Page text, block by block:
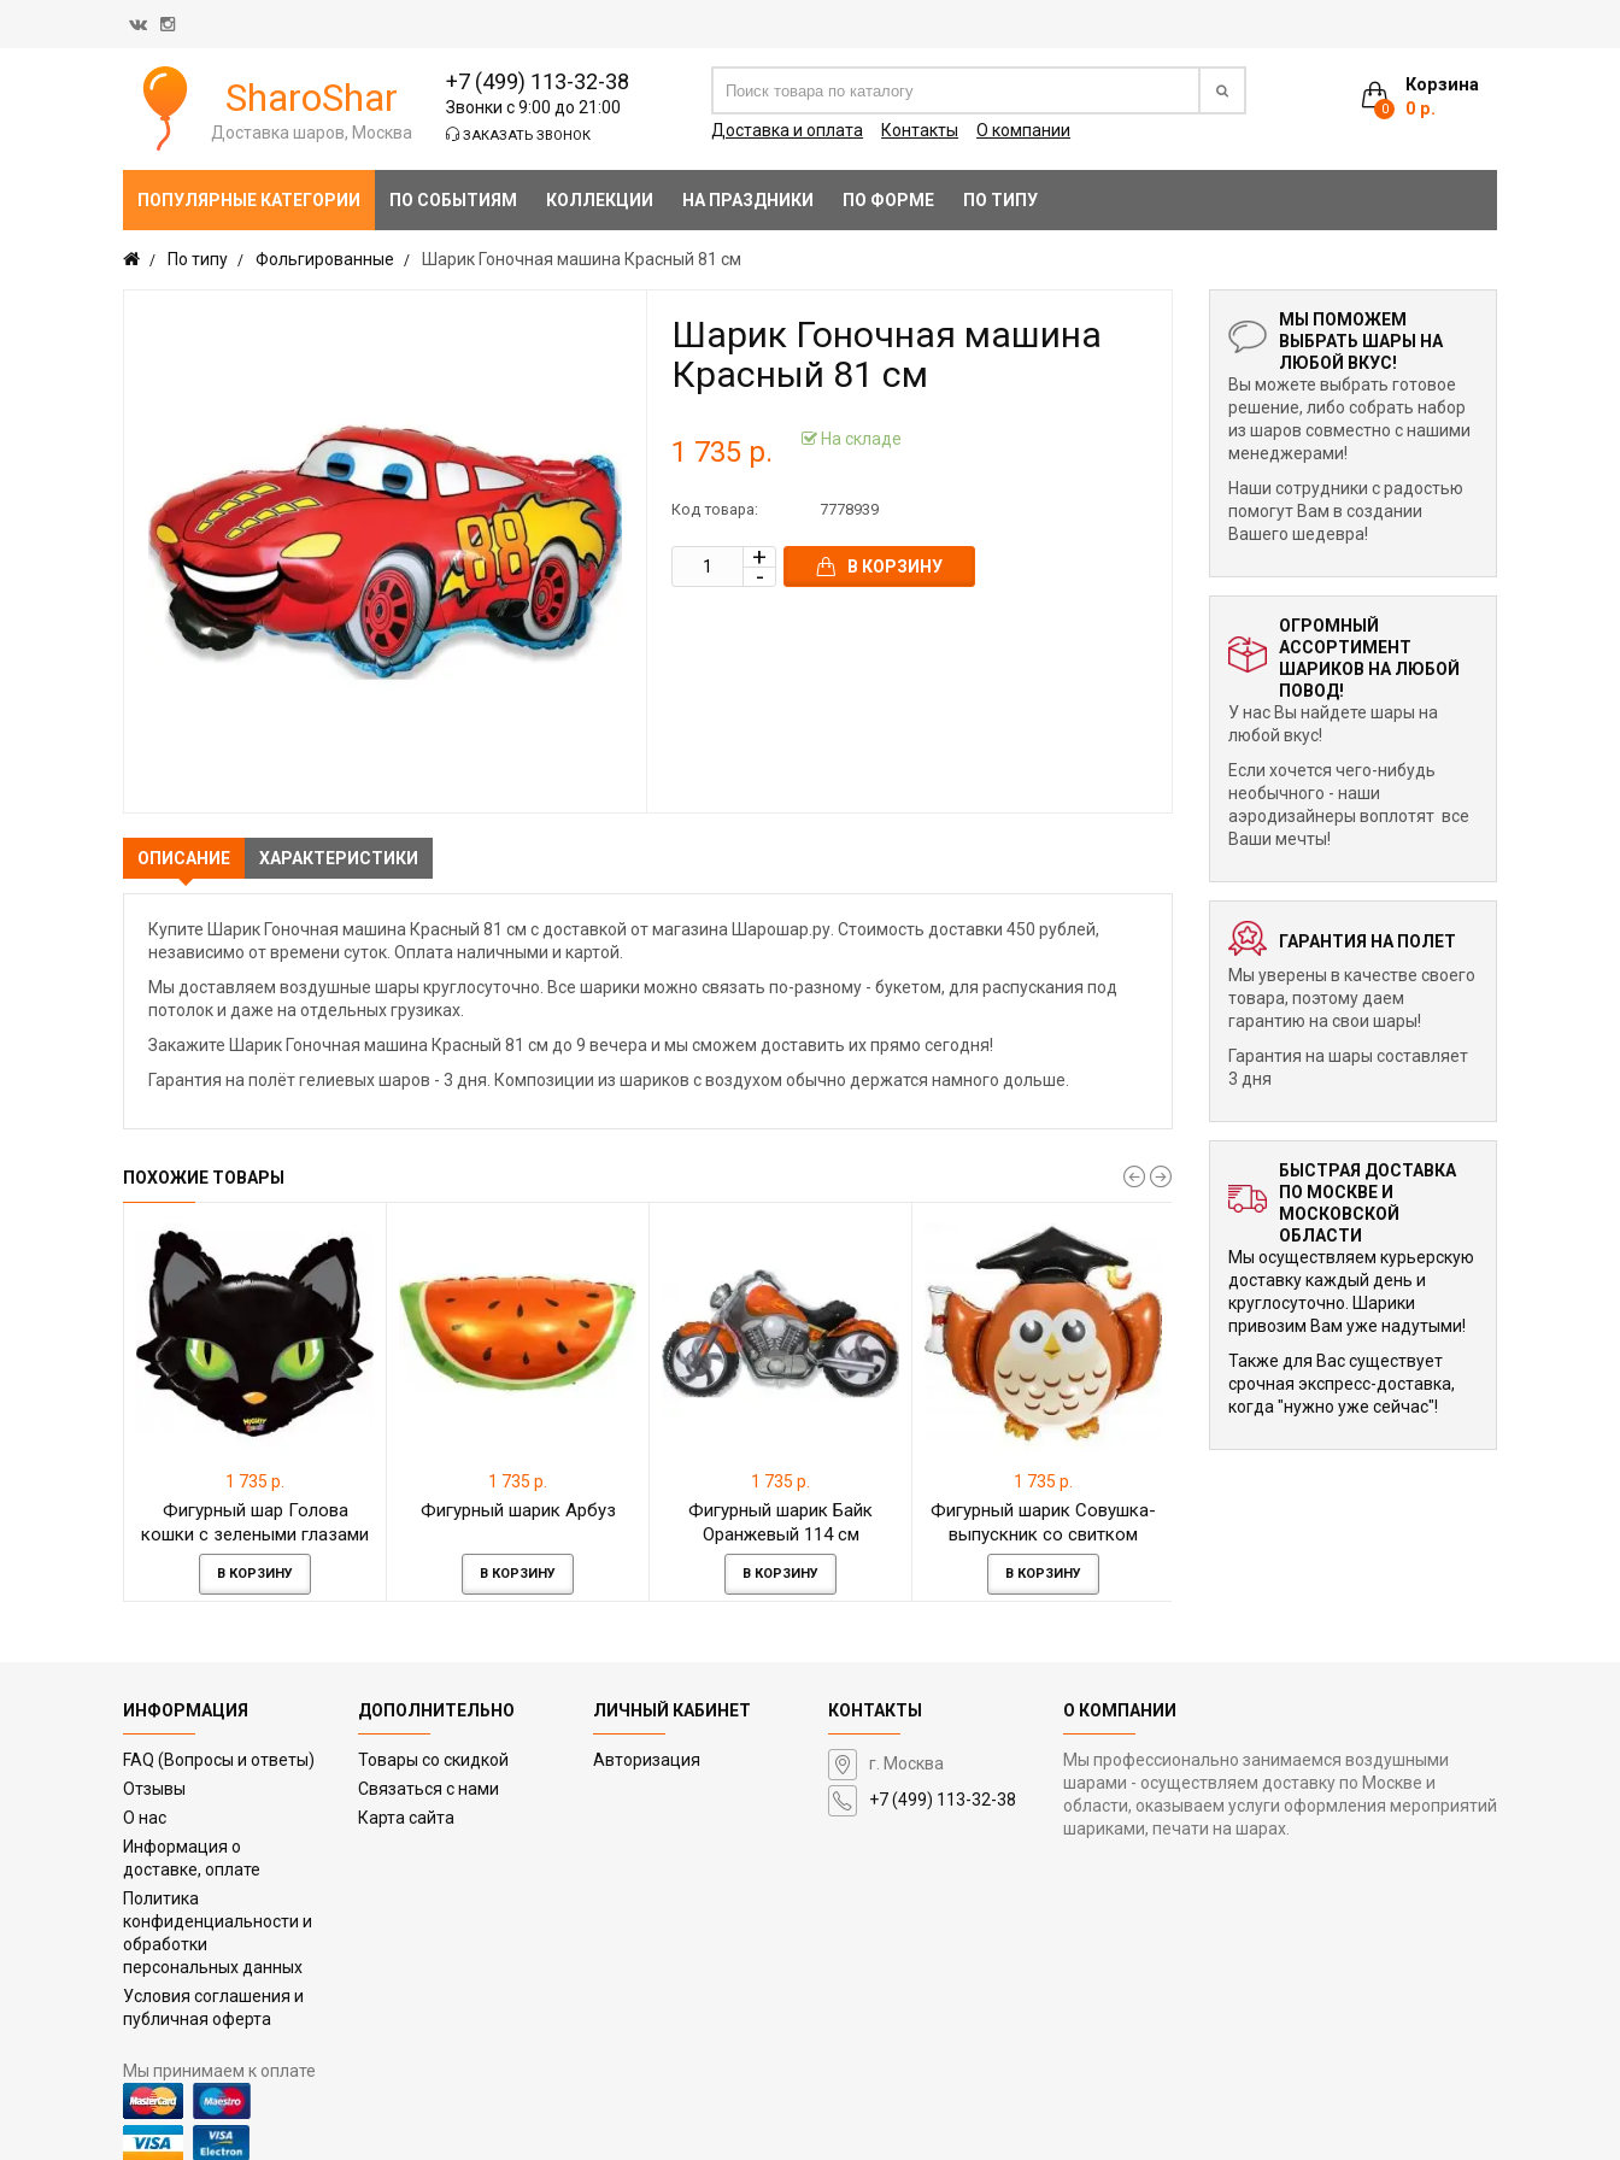
Корзина
0 0 р.
SharoShar
Доставка шаров, Москва
+7 (499) 113-32-38
Звонки с 9:00 до 21:00
ЗАКАЗАТЬ ЗВОНОК Доставка и оплата Контакты О компании
ПОПУЛЯРНЫЕ КАТЕГОРИИ ПО СОБЫТИЯМ КОЛЛЕКЦИИ НА ПРАЗДНИКИ ПО ФОРМЕ ПО ТИПУ
По типу Фольгированные Шарик Гоночная машина Красный 81 см
Шарик Гоночная машина
Красный 81 см
1 735 р. На складе
Код товара: 7778939
В КОРЗИНУ
ОПИСАНИЕ ХАРАКТЕРИСТИКИ
Купите Шарик Гоночная машина Красный 81 см с доставкой от магазина Шарошар.ру. Стоимость доставки 450 рублей,
независимо от времени суток. Оплата наличными и картой.
Мы доставляем воздушные шары круглосуточно. Все шарики можно связать по-разному - букетом, для распускания под
потолок и даже на отдельных грузиках.
Закажите Шарик Гоночная машина Красный 81 см до 9 вечера и мы сможем доставить их прямо сегодня!
Гарантия на полёт гелиевых шаров - 3 дня. Композиции из шариков с воздухом обычно держатся намного дольше.
ПОХОЖИЕ ТОВАРЫ
1 735 р.
Фигурный шар Голова
кошки с зелеными глазами
В КОРЗИНУ
1 735 р.
Фигурный шарик Арбуз
В КОРЗИНУ
1 735 р.
Фигурный шарик Байк
Оранжевый 114 см
В КОРЗИНУ
1 735 р.
Фигурный шарик Совушка-
выпускник со свитком
В КОРЗИНУ
МЫ ПОМОЖЕМ
ВЫБРАТЬ ШАРЫ НА
ЛЮБОЙ ВКУС!
Вы можете выбрать готовое
решение, либо собрать набор
из шаров совместно с нашими
менеджерами!
Наши сотрудники с радостью
помогут Вам в создании
Вашего шедевра!
ОГРОМНЫЙ
АССОРТИМЕНТ
ШАРИКОВ НА ЛЮБОЙ
ПОВОД!
У нас Вы найдете шары на
любой вкус!
Если хочется чего-нибудь
необычного - наши
аэродизайнеры воплотят все
Ваши мечты!
ГАРАНТИЯ НА ПОЛЕТ
Мы уверены в качестве своего
товара, поэтому даем
гарантию на свои шары!
Гарантия на шары составляет
3 дня
БЫСТРАЯ ДОСТАВКА
ПО МОСКВЕ И
МОСКОВСКОЙ
ОБЛАСТИ
Мы осуществляем курьерскую
доставку каждый день и
круглосуточно. Шарики
привозим Вам уже надутыми!
Также для Вас существует
срочная экспресс-доставка,
когда "нужно уже сейчас"!
ИНФОРМАЦИЯ
FAQ (Вопросы и ответы)
Отзывы
О нас
Информация о
доставке, оплате
Политика
конфиденциальности и
обработки
персональных данных
Условия соглашения и
публичная оферта
Мы принимаем к оплате
ДОПОЛНИТЕЛЬНО
Товары со скидкой
Связаться с нами
Карта сайта
ЛИЧНЫЙ КАБИНЕТ
Авторизация
КОНТАКТЫ
г. Москва
+7 (499) 113-32-38
О КОМПАНИИ
Мы профессионально занимаемся воздушными
шарами - осуществляем доставку по Москве и
области, оказываем услуги оформления мероприятий
шариками, печати на шарах.